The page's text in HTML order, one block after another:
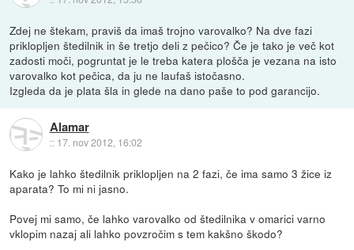
Zdej ne štekam, praviš da imaš trojno varovalko? Na dve fazi
priklopljen štedilnik in še tretjo deli z pečico? Če je tako je več kot
zadosti moči, pogruntat je le treba katera plošča je vezana na isto
varovalko kot pečica, da ju ne laufaš istočasno.
Izgleda da je plata šla in glede na dano paše to pod garancijo.
Alamar
:: 17. nov 2012, 16:02
Kako je lahko štedilnik priklopljen na 2 fazi, če ima samo 3 žice iz
aparata? To mi ni jasno.
Povej mi samo, če lahko varovalko od štedilnika v omarici varno
vklopim nazaj ali lahko povzročim s tem kakšno škodo?